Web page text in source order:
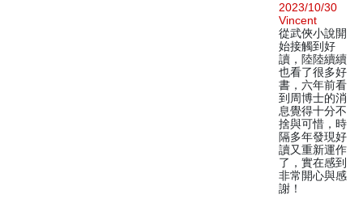
2023/10/30
Vincent
從武俠小說開
始接觸到好
讀，陸陸續續
也看了很多好
書，六年前看
到周博士的消
息覺得十分不
捨與可惜，時
隔多年發現好
讀又重新運作
了，實在感到
非常開心與感
謝！